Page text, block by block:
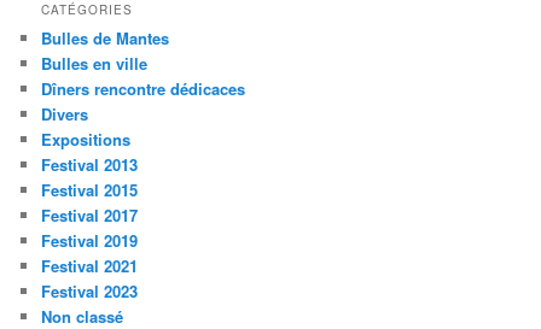
CATÉGORIES
Bulles de Mantes
Bulles en ville
Dîners rencontre dédicaces
Divers
Expositions
Festival 2013
Festival 2015
Festival 2017
Festival 2019
Festival 2021
Festival 2023
Non classé